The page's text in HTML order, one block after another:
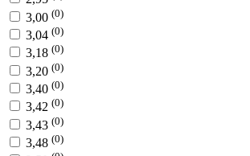
3,00 (0)
3,04 (0)
3,18 (0)
3,20 (0)
3,40 (0)
3,42 (0)
3,43 (0)
3,48 (0)